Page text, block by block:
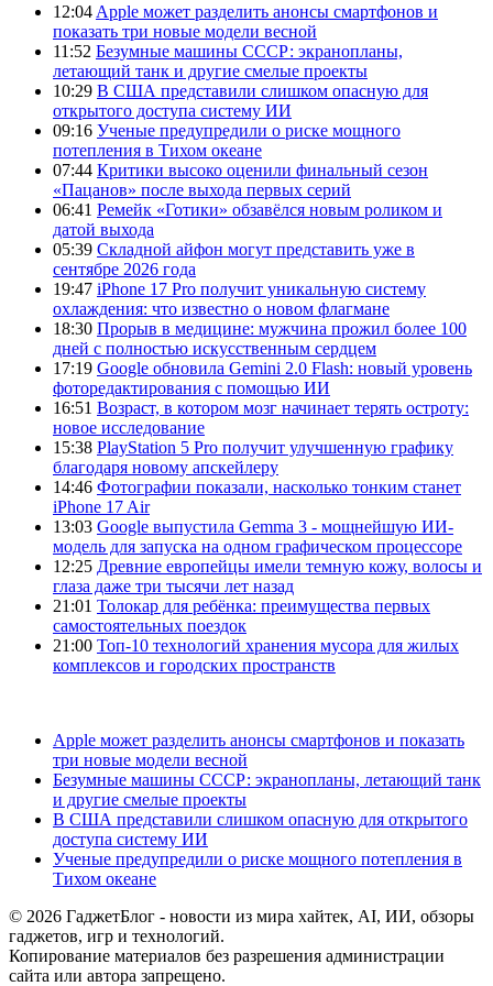
12:04 Apple может разделить анонсы смартфонов и
показать три новые модели весной
11:52 Безумные машины СССР: экранопланы,
летающий танк и другие смелые проекты
10:29 В США представили слишком опасную для
открытого доступа систему ИИ
09:16 Ученые предупредили о риске мощного
потепления в Тихом океане
07:44 Критики высоко оценили финальный сезон
«Пацанов» после выхода первых серий
06:41 Ремейк «Готики» обзавёлся новым роликом и
датой выхода
05:39 Складной айфон могут представить уже в
сентябре 2026 года
19:47 iPhone 17 Pro получит уникальную систему
охлаждения: что известно о новом флагмане
18:30 Прорыв в медицине: мужчина прожил более 100
дней с полностью искусственным сердцем
17:19 Google обновила Gemini 2.0 Flash: новый уровень
фоторедактирования с помощью ИИ
16:51 Возраст, в котором мозг начинает терять остроту:
новое исследование
15:38 PlayStation 5 Pro получит улучшенную графику
благодаря новому апскейлеру
14:46 Фотографии показали, насколько тонким станет
iPhone 17 Air
13:03 Google выпустила Gemma 3 - мощнейшую ИИ-
модель для запуска на одном графическом процессоре
12:25 Древние европейцы имели темную кожу, волосы и
глаза даже три тысячи лет назад
21:01 Толокар для ребёнка: преимущества первых
самостоятельных поездок
21:00 Топ-10 технологий хранения мусора для жилых
комплексов и городских пространств
Apple может разделить анонсы смартфонов и показать
три новые модели весной
Безумные машины СССР: экранопланы, летающий танк
и другие смелые проекты
В США представили слишком опасную для открытого
доступа систему ИИ
Ученые предупредили о риске мощного потепления в
Тихом океане
© 2026 ГаджетБлог - новости из мира хайтек, AI, ИИ, обзоры
гаджетов, игр и технологий.
Копирование материалов без разрешения администрации
сайта или автора запрещено.